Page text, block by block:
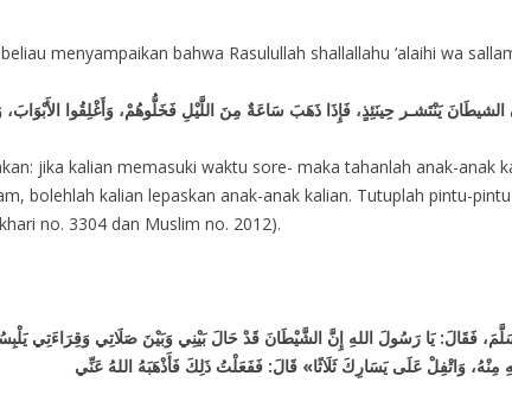
menyampaikan bahwa Rasulullah shallallahu ‘alaihi wa
jika kalian memasuki waktu sore- maka tahanlah anak-anak
bolehlah kalian lepaskan anak-anak kalian. Tutuplah pintu-
no. 3304 dan Muslim no. 2012).
فَقَالَ: يَا رَسُولَ اللهِ إِنَّ الشَّيْطَانَ قَدْ حَالَ بَيْنِي وَبَيْنَ صَلَاتِي وَقِرَاءَتِي
وَاتْفِلْ عَلَى يَسَارِكَ ثَلَاثًا» قَالَ: فَفَعَلْتُ ذَلِكَ فَأَذْهَبَهُ اللهُ عَنِّي